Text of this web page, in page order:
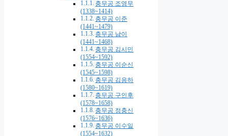
충무공 조영무
(1338~1414)
충무공 이준
(1441~1479)
충무공 남이
(1441~1468)
충무공 김시민
(1554~1592)
충무공 이순신
(1545~1598)
충무공 김응하
(1580~1619)
충무공 구인후
(1578~1658)
충무공 정충신
(1576~1636)
충무공 이수일
(1554~1632)